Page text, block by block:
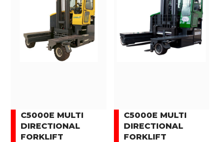
C5000E MULTI
DIRECTIONAL
FORKLIFT
C5000E MULTI
DIRECTIONAL
FORKLIFT